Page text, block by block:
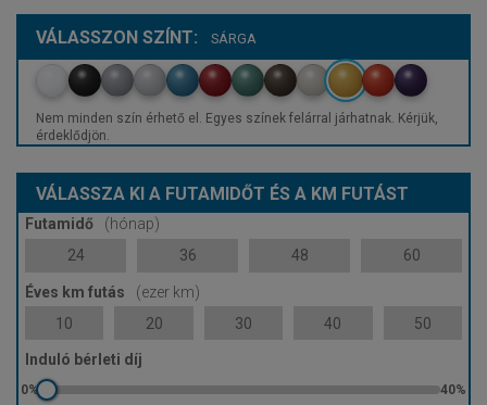
VÁLASSZON SZÍNT: SÁRGA
Nem minden szín érhető el. Egyes színek felárral járhatnak. Kérjük,
érdeklődjön.
VÁLASSZA KI A FUTAMIDŐT ÉS A KM FUTÁST
Futamidő
(hónap)
24
36 48 60
Éves km futás
(ezer km)
10
20 30 40 50
Induló bérleti díj